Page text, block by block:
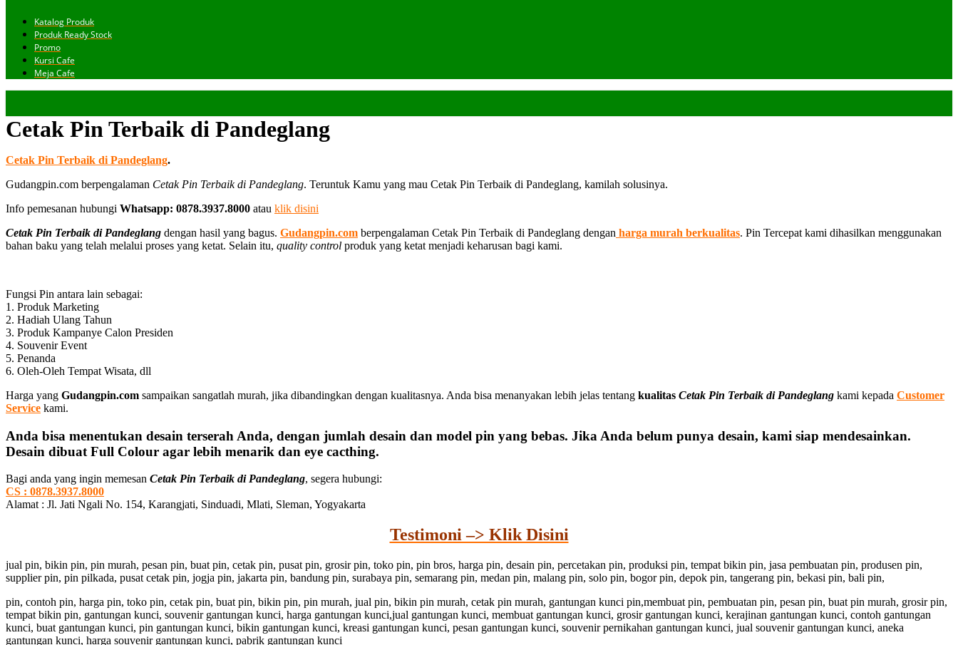
Katalog Produk
Produk Ready Stock
Promo
Kursi Cafe
Meja Cafe
Cetak Pin Terbaik di Pandeglang
Cetak Pin Terbaik di Pandeglang.
Gudangpin.com berpengalaman Cetak Pin Terbaik di Pandeglang. Teruntuk Kamu yang mau Cetak Pin Terbaik di Pandeglang, kamilah solusinya.
Info pemesanan hubungi Whatsapp: 0878.3937.8000 atau klik disini
Cetak Pin Terbaik di Pandeglang dengan hasil yang bagus. Gudangpin.com berpengalaman Cetak Pin Terbaik di Pandeglang dengan harga murah berkualitas. Pin Tercepat kami dihasilkan menggunakan
bahan baku yang telah melalui proses yang ketat. Selain itu, quality control produk yang ketat menjadi keharusan bagi kami.
Fungsi Pin antara lain sebagai:
1. Produk Marketing
2. Hadiah Ulang Tahun
3. Produk Kampanye Calon Presiden
4. Souvenir Event
5. Penanda
6. Oleh-Oleh Tempat Wisata, dll
Harga yang Gudangpin.com sampaikan sangatlah murah, jika dibandingkan dengan kualitasnya. Anda bisa menanyakan lebih jelas tentang kualitas Cetak Pin Terbaik di Pandeglang kami kepada Customer
Service kami.
Anda bisa menentukan desain terserah Anda, dengan jumlah desain dan model pin yang bebas. Jika Anda belum punya desain, kami siap mendesainkan.
Desain dibuat Full Colour agar lebih menarik dan eye cacthing.
Bagi anda yang ingin memesan Cetak Pin Terbaik di Pandeglang, segera hubungi:
CS : 0878.3937.8000
Alamat : Jl. Jati Ngali No. 154, Karangjati, Sinduadi, Mlati, Sleman, Yogyakarta
Testimoni –> Klik Disini
jual pin, bikin pin, pin murah, pesan pin, buat pin, cetak pin, pusat pin, grosir pin, toko pin, pin bros, harga pin, desain pin, percetakan pin, produksi pin, tempat bikin pin, jasa pembuatan pin, produsen pin,
supplier pin, pin pilkada, pusat cetak pin, jogja pin, jakarta pin, bandung pin, surabaya pin, semarang pin, medan pin, malang pin, solo pin, bogor pin, depok pin, tangerang pin, bekasi pin, bali pin,
pin, contoh pin, harga pin, toko pin, cetak pin, buat pin, bikin pin, pin murah, jual pin, bikin pin murah, cetak pin murah, gantungan kunci pin,membuat pin, pembuatan pin, pesan pin, buat pin murah, grosir pin,
tempat bikin pin, gantungan kunci, souvenir gantungan kunci, harga gantungan kunci,jual gantungan kunci, membuat gantungan kunci, grosir gantungan kunci, kerajinan gantungan kunci, contoh gantungan
kunci, buat gantungan kunci, pin gantungan kunci, bikin gantungan kunci, kreasi gantungan kunci, pesan gantungan kunci, souvenir pernikahan gantungan kunci, jual souvenir gantungan kunci, aneka
gantungan kunci, harga souvenir gantungan kunci, pabrik gantungan kunci